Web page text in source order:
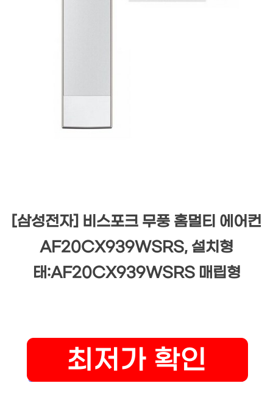
[삼성전자] 비스포크 무풍 홈멀티 에어컨
AF20CX939WSRS, 설치형
태:AF20CX939WSRS 매립형